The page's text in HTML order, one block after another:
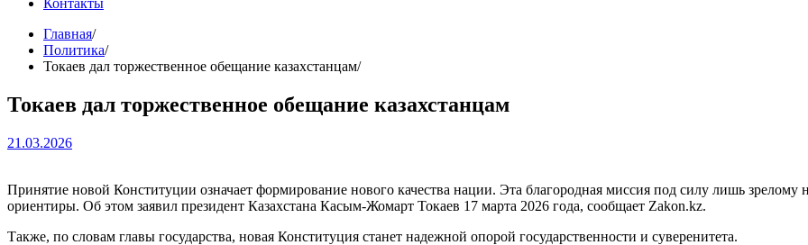
Контакты
Главная
Политика
Токаев дал торжественное обещание казахстанцам
Токаев дал торжественное обещание казахстанцам
21.03.2026
Принятие новой Конституции означает формирование нового качества нации. Эта благородная миссия под силу лишь
ориентиры. Об этом заявил президент Казахстана Касым-Жомарт Токаев 17 марта 2026 года, сообщает Zakon.kz.
Также, по словам главы государства, новая Конституция станет надежной опорой государственности и суверенитета.